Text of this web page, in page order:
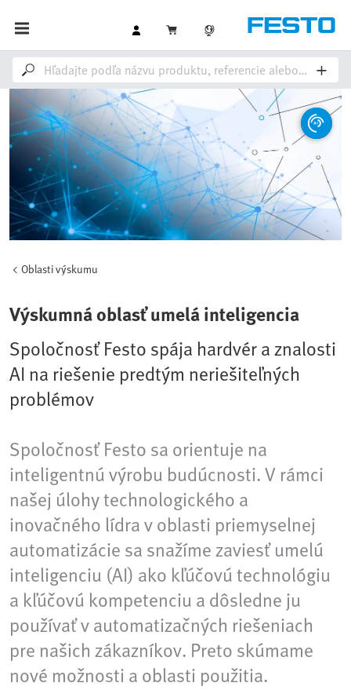
Oblasti výskumu
Výskumná oblasť umelá inteligencia
Spoločnosť Festo spája hardvér a znalosti
AI na riešenie predtým neriešiteľných
problémov
Spoločnosť Festo sa orientuje na
inteligentnú výrobu budúcnosti. V rámci
našej úlohy technologického a
inovačného lídra v oblasti priemyselnej
automatizácie sa snažíme zaviesť umelú
inteligenciu (AI) ako kľúčovú technológiu
a kľúčovú kompetenciu a dôsledne ju
používať v automatizačných riešeniach
pre našich zákazníkov. Preto skúmame
nové možnosti a oblasti použitia.